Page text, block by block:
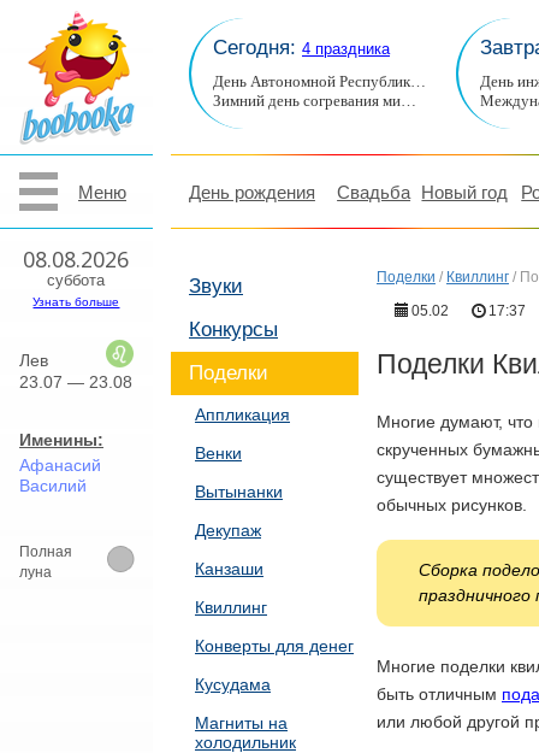
Меню
08.08.2026
суббота
Узнать больше
Лев
23.07 — 23.08
Именины:
Афанасий
Василий
Полная
луна
Сегодня: 4 праздника
День Автономной Республик…
Зимний день согревания ми…
День
День рождения Свадьба Новый год
Звуки
Конкурсы
Поделки
Аппликация
Венки
Вытынанки
Декупаж
Канзаши
Квиллинг
Конверты для денег
Кусудама
Магниты на
холодильник
Поделки / Квиллинг /
05.02
17:37
Поделки
Многие думают, что
скрученных
существует
обычных рисунков.
Сборка
Многие поделки
быть отличным
или любой другой